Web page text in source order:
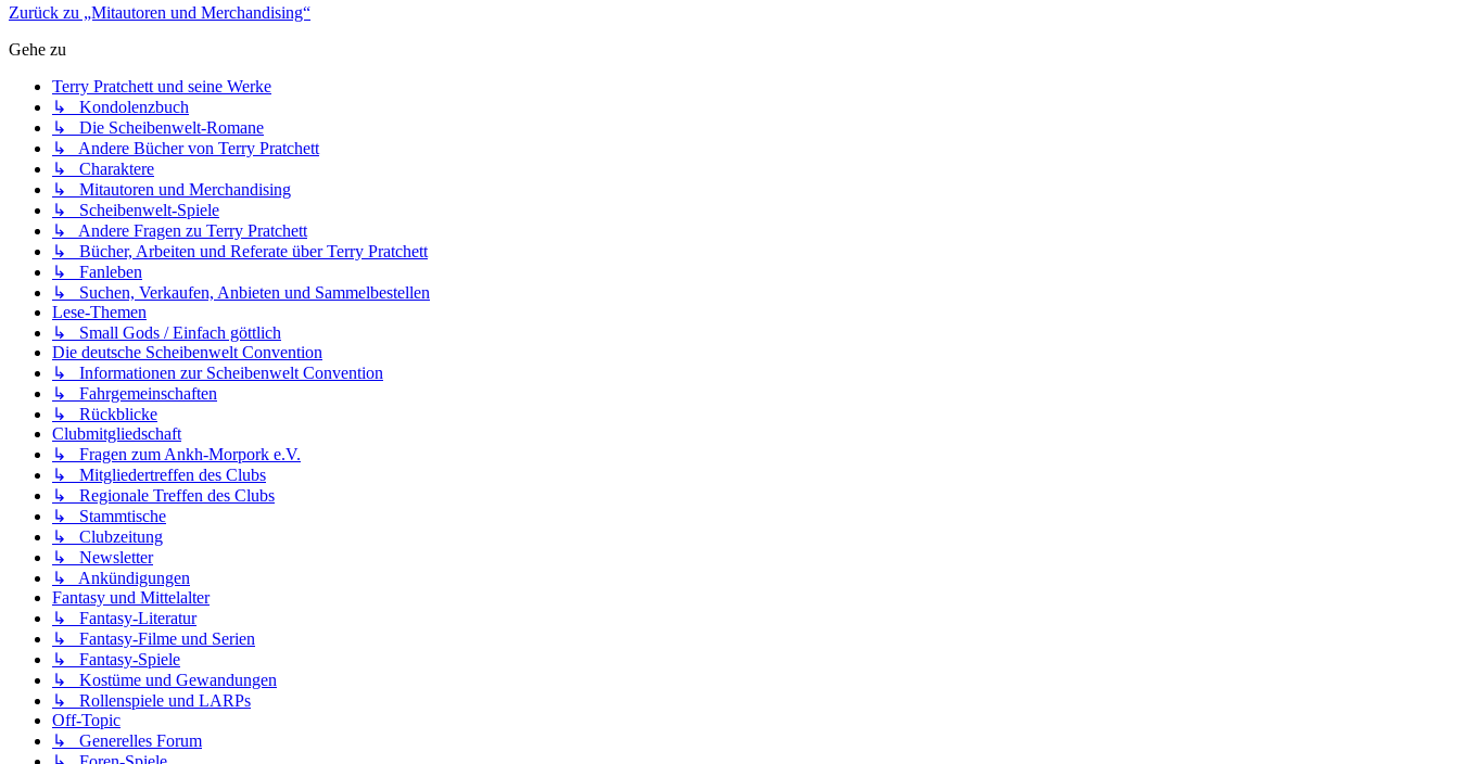
Zurück zu „Mitautoren und Merchandising“
Gehe zu
Terry Pratchett und seine Werke
↳ Kondolenzbuch
↳ Die Scheibenwelt-Romane
↳ Andere Bücher von Terry Pratchett
↳ Charaktere
↳ Mitautoren und Merchandising
↳ Scheibenwelt-Spiele
↳ Andere Fragen zu Terry Pratchett
↳ Bücher, Arbeiten und Referate über Terry Pratchett
↳ Fanleben
↳ Suchen, Verkaufen, Anbieten und Sammelbestellen
Lese-Themen
↳ Small Gods / Einfach göttlich
Die deutsche Scheibenwelt Convention
↳ Informationen zur Scheibenwelt Convention
↳ Fahrgemeinschaften
↳ Rückblicke
Clubmitgliedschaft
↳ Fragen zum Ankh-Morpork e.V.
↳ Mitgliedertreffen des Clubs
↳ Regionale Treffen des Clubs
↳ Stammtische
↳ Clubzeitung
↳ Newsletter
↳ Ankündigungen
Fantasy und Mittelalter
↳ Fantasy-Literatur
↳ Fantasy-Filme und Serien
↳ Fantasy-Spiele
↳ Kostüme und Gewandungen
↳ Rollenspiele und LARPs
Off-Topic
↳ Generelles Forum